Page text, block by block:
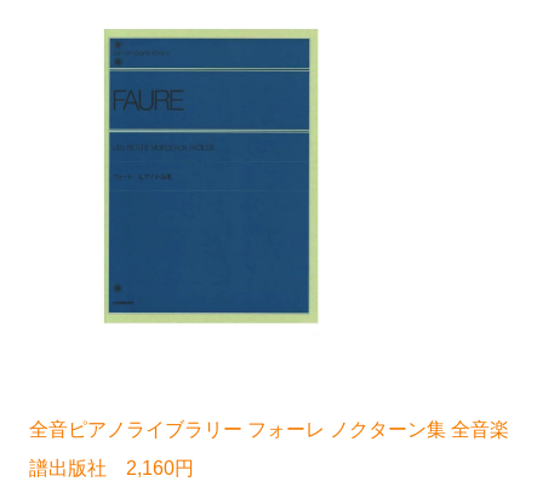
全音ピアノライブラリー フォーレ ノクターン集 全音楽
譜出版社 2,160円